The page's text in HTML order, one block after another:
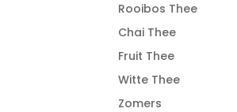
Rooibos Thee
Chai Thee
Fruit Thee
Witte Thee
Zomers